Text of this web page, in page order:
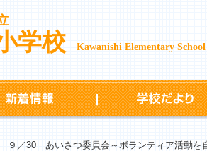
学校 Kawanishi Elementary School
新着情報
９／30 あいさつ委員会～ボランティア活動を